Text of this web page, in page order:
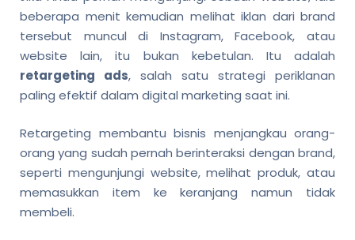
beberapa menit kemudian melihat iklan dari brand
tersebut muncul di Instagram, Facebook, atau
website lain, itu bukan kebetulan. Itu adalah
retargeting ads, salah satu strategi periklanan
paling efektif dalam digital marketing saat ini.
Retargeting membantu bisnis menjangkau orang-
orang yang sudah pernah berinteraksi dengan brand,
seperti mengunjungi website, melihat produk, atau
memasukkan item ke keranjang namun tidak
membeli.